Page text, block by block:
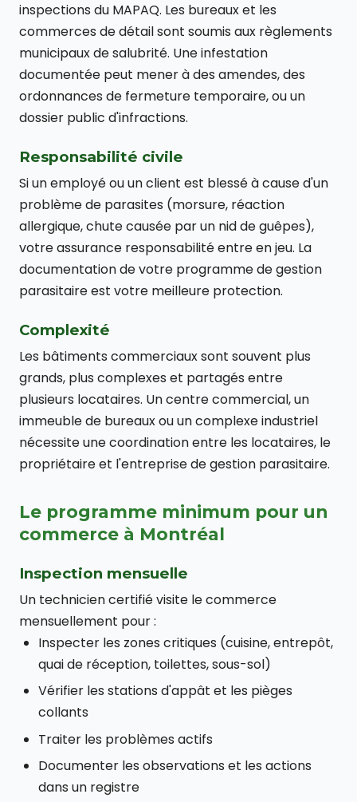
inspections du MAPAQ. Les bureaux et les
commerces de détail sont soumis aux règlements
municipaux de salubrité. Une infestation
documentée peut mener à des amendes, des
ordonnances de fermeture temporaire, ou un
dossier public d'infractions.
Responsabilité civile
Si un employé ou un client est blessé à cause d'un
problème de parasites (morsure, réaction
allergique, chute causée par un nid de guêpes),
votre assurance responsabilité entre en jeu. La
documentation de votre programme de gestion
parasitaire est votre meilleure protection.
Complexité
Les bâtiments commerciaux sont souvent plus
grands, plus complexes et partagés entre
plusieurs locataires. Un centre commercial, un
immeuble de bureaux ou un complexe industriel
nécessite une coordination entre les locataires, le
propriétaire et l'entreprise de gestion parasitaire.
Le programme minimum pour un
commerce à Montréal
Inspection mensuelle
Un technicien certifié visite le commerce
mensuellement pour :
Inspecter les zones critiques (cuisine, entrepôt,
quai de réception, toilettes, sous-sol)
Vérifier les stations d'appât et les pièges
collants
Traiter les problèmes actifs
Documenter les observations et les actions
dans un registre